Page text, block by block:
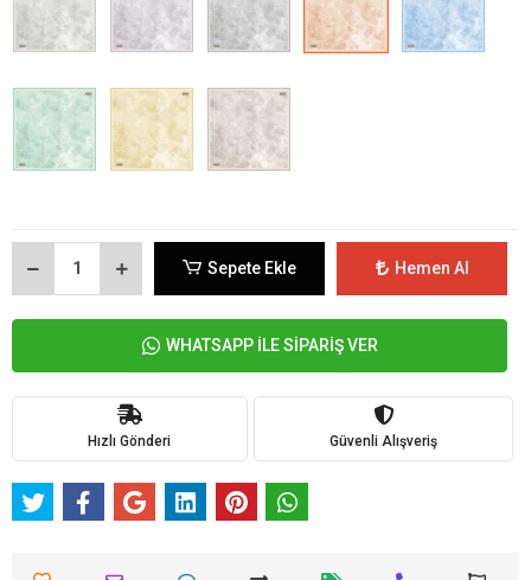
Sepete Ekle Hemen Al
WHATSAPP İLE SİPARİŞ VER
Hızlı Gönderi Güvenli Alışveriş